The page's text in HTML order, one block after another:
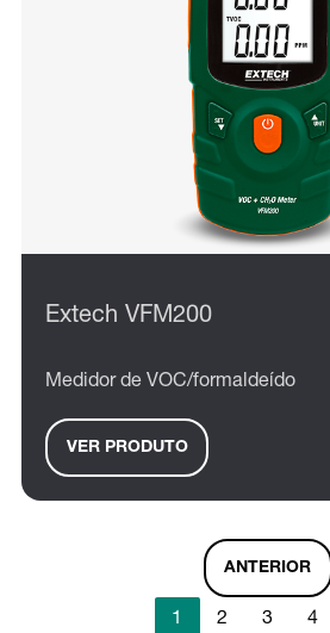
Extech VFM200
Medidor de VOC/formaldeído
VER PRODUTO
ANTERIOR
1 2 3 4